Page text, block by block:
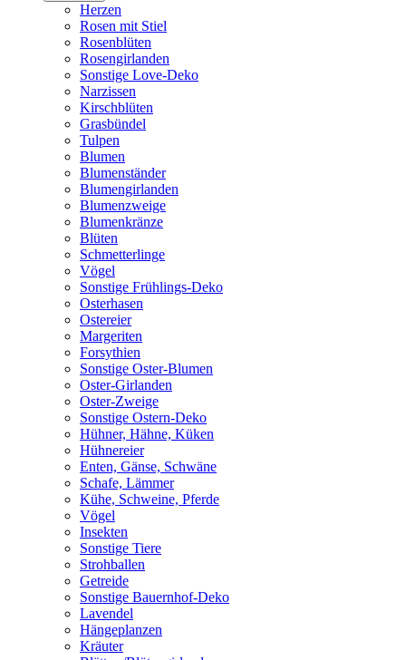
Herzen
Rosen mit Stiel
Rosenblüten
Rosengirlanden
Sonstige Love-Deko
Narzissen
Kirschblüten
Grasbündel
Tulpen
Blumen
Blumenständer
Blumengirlanden
Blumenzweige
Blumenkränze
Blüten
Schmetterlinge
Vögel
Sonstige Frühlings-Deko
Osterhasen
Ostereier
Margeriten
Forsythien
Sonstige Oster-Blumen
Oster-Girlanden
Oster-Zweige
Sonstige Ostern-Deko
Hühner, Hähne, Küken
Hühnereier
Enten, Gänse, Schwäne
Schafe, Lämmer
Kühe, Schweine, Pferde
Vögel
Insekten
Sonstige Tiere
Strohballen
Getreide
Sonstige Bauernhof-Deko
Lavendel
Hängeplanzen
Kräuter